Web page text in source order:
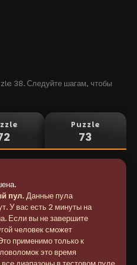
38. Следуйте шагам, чтобы
Puzzle
73
пул. Данные пула
У вас есть 2 минуты на
Если вы не завершите
человек сможет
применимо только к
это время